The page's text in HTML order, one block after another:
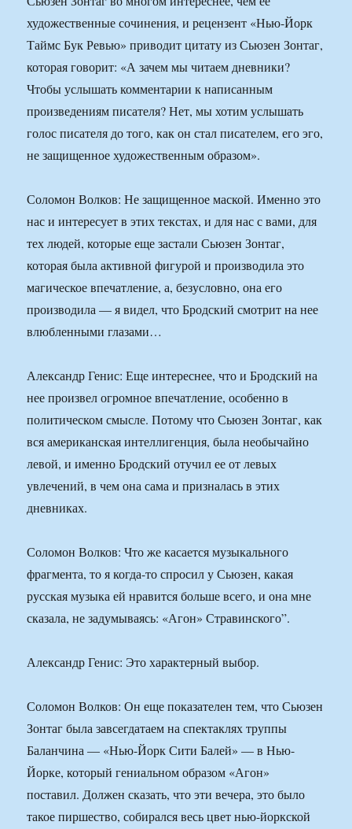
художественные сочинения, и рецензент «Нью-Йорк
Таймс Бук Ревью» приводит цитату из Сьюзен Зонтаг,
которая говорит: «А зачем мы читаем дневники?
Чтобы услышать комментарии к написанным
произведениям писателя? Нет, мы хотим услышать
голос писателя до того, как он стал писателем, его эго,
не защищенное художественным образом».
Соломон Волков: Не защищенное маской. Именно это
нас и интересует в этих текстах, и для нас с вами, для
тех людей, которые еще застали Сьюзен Зонтаг,
которая была активной фигурой и производила это
магическое впечатление, а, безусловно, она его
производила — я видел, что Бродский смотрит на нее
влюбленными глазами…
Александр Генис: Еще интереснее, что и Бродский на
нее произвел огромное впечатление, особенно в
политическом смысле. Потому что Сьюзен Зонтаг, как
вся американская интеллигенция, была необычайно
левой, и именно Бродский отучил ее от левых
увлечений, в чем она сама и призналась в этих
дневниках.
Соломон Волков: Что же касается музыкального
фрагмента, то я когда-то спросил у Сьюзен, какая
русская музыка ей нравится больше всего, и она мне
сказала, не задумываясь: «Агон» Стравинского”.
Александр Генис: Это характерный выбор.
Соломон Волков: Он еще показателен тем, что Сьюзен
Зонтаг была завсегдатаем на спектаклях труппы
Баланчина — «Нью-Йорк Сити Балей» — в Нью-
Йорке, который гениальном образом «Агон»
поставил. Должен сказать, что эти вечера, это было
такое пиршество, собирался весь цвет нью-йоркской